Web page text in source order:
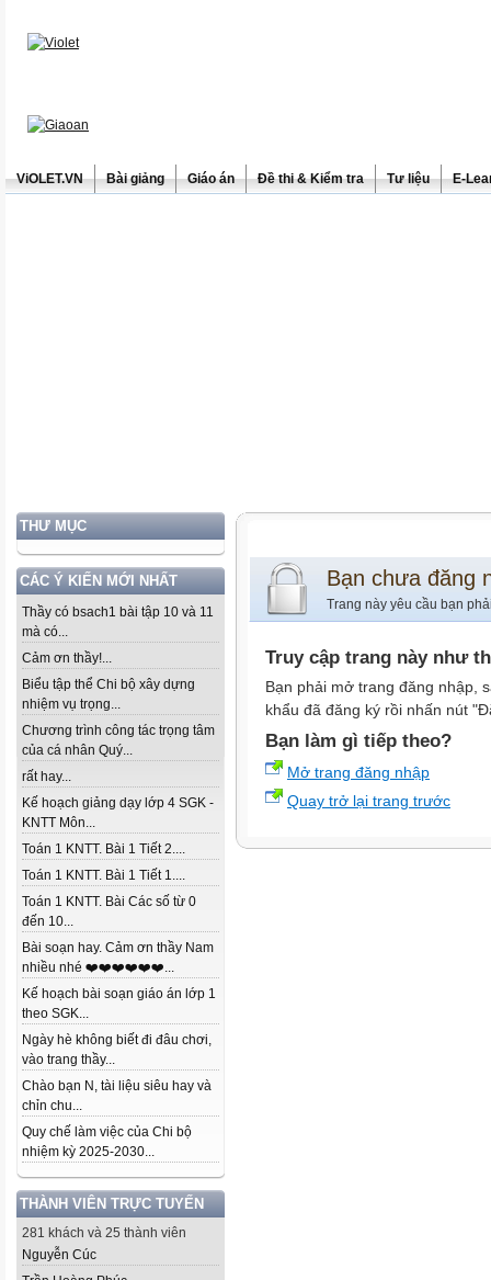
ViOLET.VN Bài giảng Giáo án Đề thi & Kiểm tra Tư liệu E-
THƯ MỤC
CÁC Ý KIẾN MỚI NHẤT
Thầy có bsach1 bài tập 10 và 11
mà có...
Cảm ơn thầy!...
Biểu tập thể Chi bộ xây dựng
nhiệm vụ trọng...
Chương trình công tác trọng tâm
của cá nhân Quý...
rất hay...
Kế hoạch giảng dạy lớp 4 SGK -
KNTT Môn...
Toán 1 KNTT. Bài 1 Tiết 2....
Toán 1 KNTT. Bài 1 Tiết 1....
Toán 1 KNTT. Bài Các số từ 0
đến 10...
Bài soạn hay. Cảm ơn thầy Nam
nhiều nhé ❤️❤️❤️❤️❤️❤️...
Kế hoạch bài soạn giáo án lớp 1
theo SGK...
Ngày hè không biết đi đâu chơi,
vào trang thầy...
Chào bạn N, tài liệu siêu hay và
chỉn chu...
Quy chế làm việc của Chi bộ
nhiệm kỳ 2025-2030...
THÀNH VIÊN TRỰC TUYẾN
281 khách và 25 thành viên
Nguyễn Cúc
Bạn chưa đăng
Trang này yêu cầu bạn
Truy cập trang này như
Bạn phải mở trang đăng nhập,
khẩu đã đăng ký rồi nhấn nút
Bạn làm gì tiếp theo?
Mở trang đăng nhập
Quay trở lại trang trước